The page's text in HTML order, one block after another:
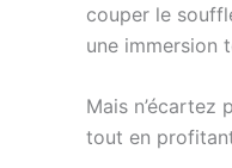
couper le
une immersion
Mais n’écartez
tout en